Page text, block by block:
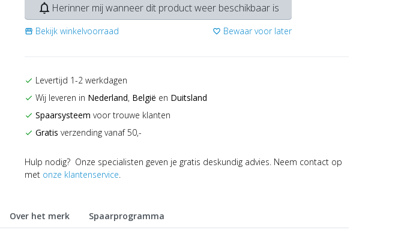
notifications_none Herinner mij wanneer dit product weer beschikbaar is
storefront Bekijk winkelvoorraad favorite_border Bewaar voor later
check Levertijd 1-2 werkdagen
check Wij leveren in Nederland, België en Duitsland
check Spaarsysteem voor trouwe klanten
check Gratis verzending vanaf 50,-
Hulp nodig? Onze specialisten geven je gratis deskundig advies. Neem contact op
met onze klantenservice.
Over het merk Spaarprogramma